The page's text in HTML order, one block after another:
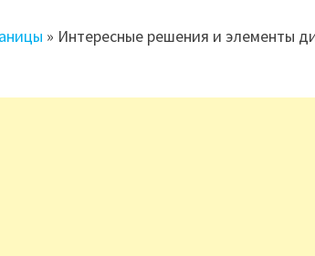
» Интересные решения и элементы